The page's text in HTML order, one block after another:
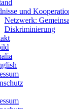
und
Netzwerk:
Diskriminierung